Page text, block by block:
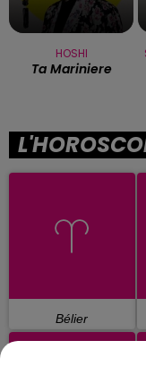
HOSHI
Ta Mariniere
Bélier